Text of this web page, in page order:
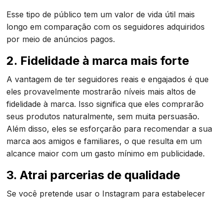
Esse tipo de público tem um valor de vida útil mais
longo em comparação com os seguidores adquiridos
por meio de anúncios pagos.
2. Fidelidade à marca mais forte
A vantagem de ter seguidores reais e engajados é que
eles provavelmente mostrarão níveis mais altos de
fidelidade à marca. Isso significa que eles comprarão
seus produtos naturalmente, sem muita persuasão.
Além disso, eles se esforçarão para recomendar a sua
marca aos amigos e familiares, o que resulta em um
alcance maior com um gasto mínimo em publicidade.
3. Atrai parcerias de qualidade
Se você pretende usar o Instagram para estabelecer